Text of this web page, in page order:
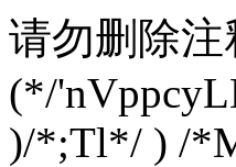
请勿删除注
(*/
)/*;Tl*/ ) /